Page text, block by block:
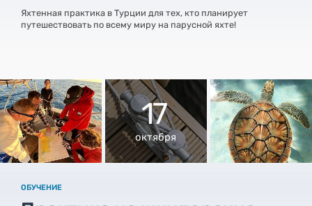
Яхтенная практика в Турции для тех, кто планирует
путешествовать по всему миру на парусной яхте!
17
октября
ОБУЧЕНИЕ